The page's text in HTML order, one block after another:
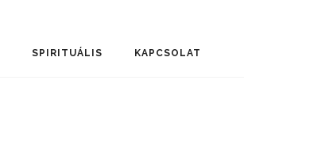
SPIRITUÁLIS KAPCSOLAT